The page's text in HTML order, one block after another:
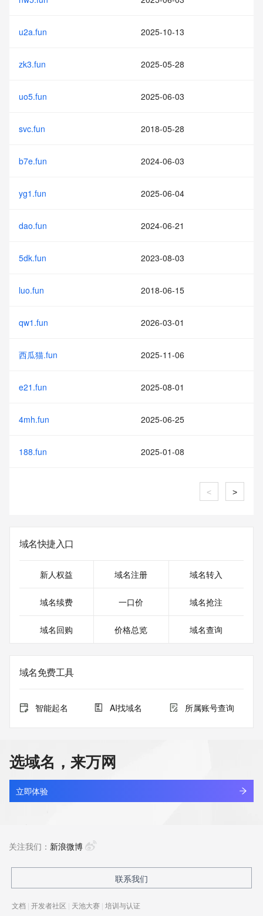
u2a.fun 2025-10-13
zk3.fun 2025-05-28
uo5.fun 2025-06-03
svc.fun 2018-05-28
b7e.fun 2024-06-03
yg1.fun 2025-06-04
dao.fun 2024-06-21
5dk.fun 2023-08-03
luo.fun 2018-06-15
qw1.fun 2026-03-01
西瓜猫.fun 2025-11-06
e21.fun 2025-08-01
4mh.fun 2025-06-25
188.fun 2025-01-08
< >
域名快捷入口
新人权益 域名注册 域名转入
域名续费 一口价 域名抢注
域名回购 价格总览 域名查询
域名免费工具
智能起名 AI找域名 所属账号查询
选域名，来万网
立即体验
关注我们： 新浪微博
联系我们
文档 | 开发者社区 | 天池大赛 | 培训与认证